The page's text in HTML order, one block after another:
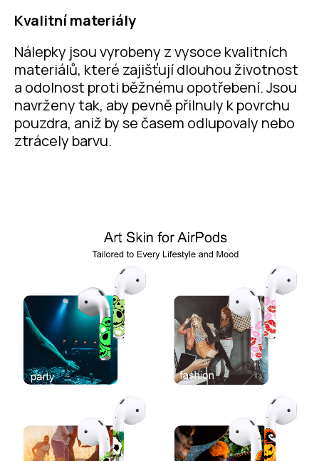
Kvalitní materiály
Nálepky jsou vyrobeny z vysoce kvalitních
materiálů, které zajišťují dlouhou životnost
a odolnost proti běžnému opotřebení. Jsou
navrženy tak, aby pevně přilnuly k povrchu
pouzdra, aniž by se časem odlupovaly nebo
ztrácely barvu.